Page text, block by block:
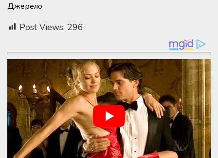
Джерело
Post Views: 296